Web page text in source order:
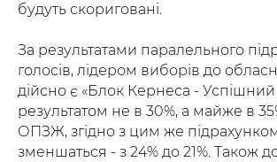
будуть скориговані.
За результатами паралельного
голосів, лідером виборів до
дійсно є «Блок Кернеса - Успішний
результатом не в 30%, а майже в
ОПЗЖ, згідно з цим же
зменшаться - з 24% до 21%. Також